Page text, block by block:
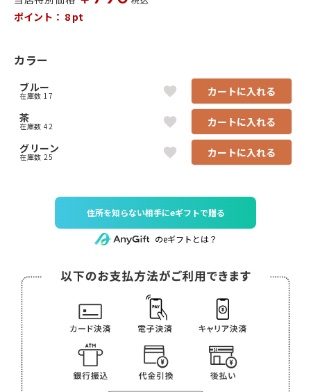
ポイント： 8 pt
カラー
ブルー
在庫数 17
カートに入れる
茶
在庫数 42
カートに入れる
グリーン
在庫数 25 カートに入れる
住所を知らない相手にeギフトで贈る
のeギフトとは？